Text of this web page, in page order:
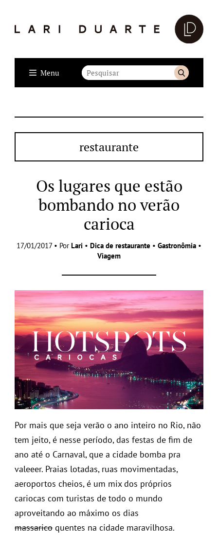
Menu
restaurante
Os lugares que estão
bombando no verão
carioca
17/01/2017 • Por Lari • Dica de restaurante • Gastronômia •
Viagem
Por mais que seja verão o ano inteiro no Rio, não
tem jeito, é nesse período, das festas de fim de
ano até o Carnaval, que a cidade bomba pra
valeeer. Praias lotadas, ruas movimentadas,
aeroportos cheios, é um mix dos próprios
cariocas com turistas de todo o mundo
aproveitando ao máximo os dias
massarico quentes na cidade maravilhosa.